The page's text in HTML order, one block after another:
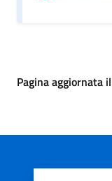
Pagina aggiornata il